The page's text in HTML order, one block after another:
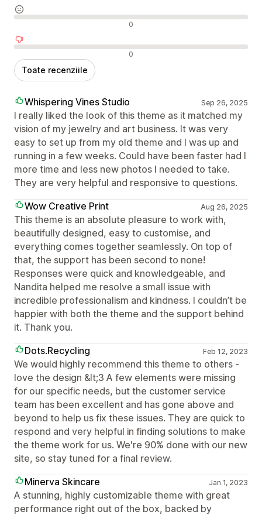
Recenzii neutre 0
Recenzii negative 0
Toate recenziile
Whispering Vines Studio Sep 26, 2025
I really liked the look of this theme as it matched my
vision of my jewelry and art business. It was very
easy to set up from my old theme and I was up and
running in a few weeks. Could have been faster had I
more time and less new photos I needed to take.
They are very helpful and responsive to questions.
Wow Creative Print
Aug 26, 2025
This theme is an absolute pleasure to work with,
beautifully designed, easy to customise, and
everything comes together seamlessly. On top of
that, the support has been second to none!
Responses were quick and knowledgeable, and
Nandita helped me resolve a small issue with
incredible professionalism and kindness. I couldn’t be
happier with both the theme and the support behind
it. Thank you.
Dots.Recycling
Feb 12, 2023
We would highly recommend this theme to others -
love the design &lt;3 A few elements were missing
for our specific needs, but the customer service
team has been excellent and has gone above and
beyond to help us fix these issues. They are quick to
respond and very helpful in finding solutions to make
the theme work for us. We're 90% done with our new
site, so stay tuned for a final review.
Minerva Skincare
Jan 1, 2023
A stunning, highly customizable theme with great
performance right out of the box, backed by